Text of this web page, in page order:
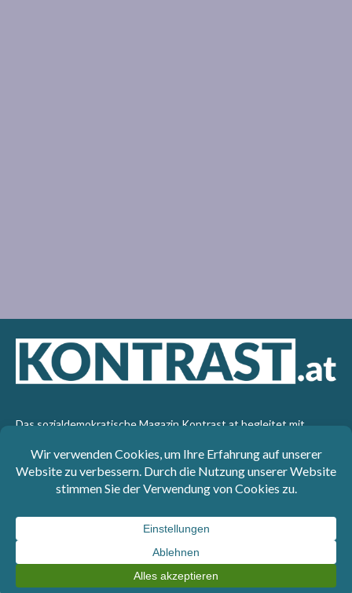
Das sozialdemokratische Magazin Kontrast.at begleitet mit
Gesellschaft, Staat und Wirtschaft von einem progressiven,
emanzipatorischen Standpunkt aus. Kontrast wirft den Blick der
sozialen Gerechtigkeit auf die Welt.
: SPÖ-Klub - 1017 Wien - Telefon: +43 1 40110-
3393 - e-mail: redaktion@kontrast.at -
Datenschutzerklärung